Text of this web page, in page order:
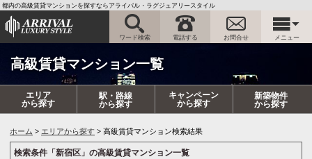
都内の高級賃貸マンションを探すならアライバル・ラグジュアリースタイル
ワード検索 電話する お問合せ メニュー
高級賃貸マンション一覧
エリア
から探す
駅・路線
から探す
キャンペーン
から探す
新築物件
から探す
ホーム エリアから探す 高級賃貸マンション検索結果
検索条件「新宿区」の高級賃貸マンション一覧